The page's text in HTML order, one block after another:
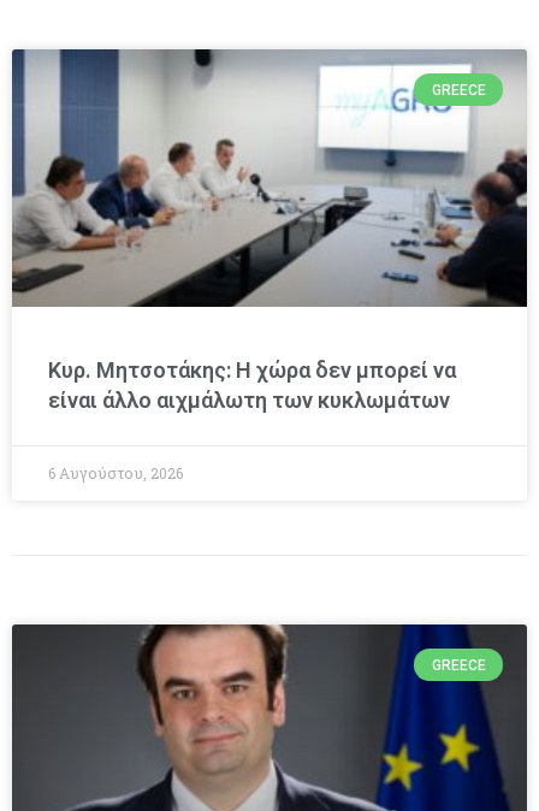
GREECE
Κυρ. Μητσοτάκης: Η χώρα δεν μπορεί να
είναι άλλο αιχμάλωτη των κυκλωμάτων
6 Αυγούστου, 2026
GREECE